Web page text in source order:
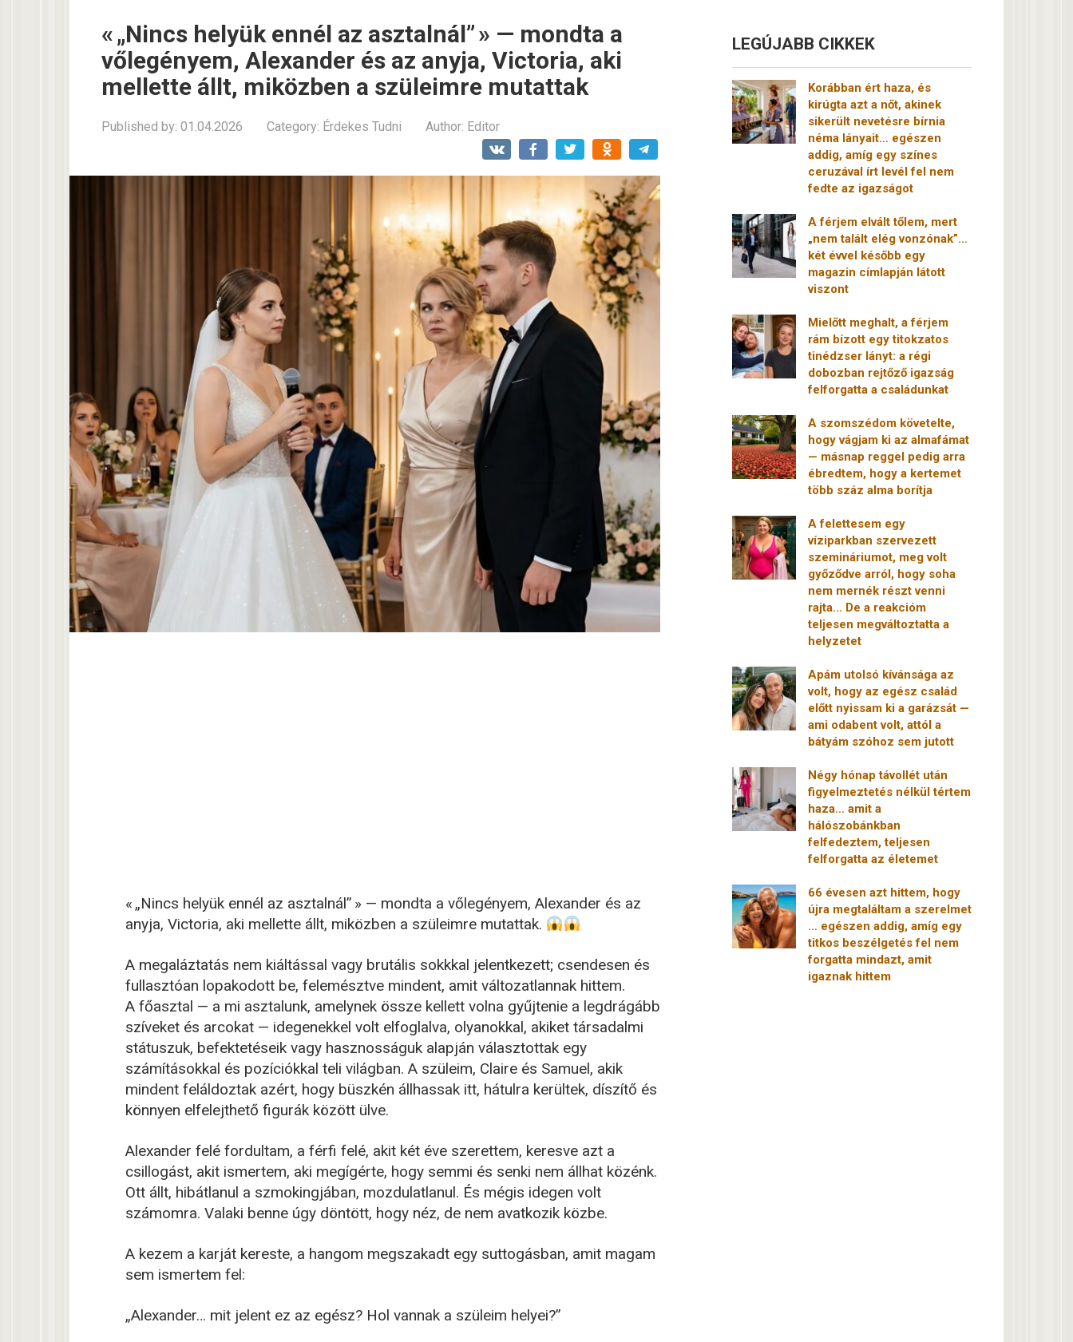
« „Nincs helyük ennél az asztalnál” » — mondta a
vőlegényem, Alexander és az anyja, Victoria, aki
mellette állt, miközben a szüleimre mutattak
Published by: 01.04.2026 Category: Érdekes Tudni Author: Editor
« „Nincs helyük ennél az asztalnál” » — mondta a vőlegényem, Alexander és az
anyja, Victoria, aki mellette állt, miközben a szüleimre mutattak.
A megaláztatás nem kiáltással vagy brutális sokkkal jelentkezett; csendesen és
fullasztóan lopakodott be, felemésztve mindent, amit változatlannak hittem.
A főasztal — a mi asztalunk, amelynek össze kellett volna gyűjtenie a legdrágább
szíveket és arcokat — idegenekkel volt elfoglalva, olyanokkal, akiket társadalmi
státuszuk, befektetéseik vagy hasznosságuk alapján választottak egy
számításokkal és pozíciókkal teli világban. A szüleim, Claire és Samuel, akik
mindent feláldoztak azért, hogy büszkén állhassak itt, hátulra kerültek, díszítő és
könnyen elfelejthető figurák között ülve.
Alexander felé fordultam, a férfi felé, akit két éve szerettem, keresve azt a
csillogást, akit ismertem, aki megígérte, hogy semmi és senki nem állhat közénk.
Ott állt, hibátlanul a szmokingjában, mozdulatlanul. És mégis idegen volt
számomra. Valaki benne úgy döntött, hogy néz, de nem avatkozik közbe.
A kezem a karját kereste, a hangom megszakadt egy suttogásban, amit magam
sem ismertem fel:
„Alexander… mit jelent ez az egész? Hol vannak a szüleim helyei?”
LEGÚJABB CIKKEK
Korábban ért haza, és
kirúgta azt a nőt, akinek
sikerült nevetésre bírnia
néma lányait… egészen
addig, amíg egy színes
ceruzával írt levél fel nem
fedte az igazságot
A férjem elvált tőlem, mert
„nem talált elég vonzónak”…
két évvel később egy
magazin címlapján látott
viszont
Mielőtt meghalt, a férjem
rám bízott egy titokzatos
tinédzser lányt: a régi
dobozban rejtőző igazság
felforgatta a családunkat
A szomszédom követelte,
hogy vágjam ki az almafámat
— másnap reggel pedig arra
ébredtem, hogy a kertemet
több száz alma borítja
A felettesem egy
víziparkban szervezett
szemináriumot, meg volt
győződve arról, hogy soha
nem mernék részt venni
rajta… De a reakcióm
teljesen megváltoztatta a
helyzetet
Apám utolsó kívánsága az
volt, hogy az egész család
előtt nyissam ki a garázsát —
ami odabent volt, attól a
bátyám szóhoz sem jutott
Négy hónap távollét után
figyelmeztetés nélkül tértem
haza… amit a
hálószobánkban
felfedeztem, teljesen
felforgatta az életemet
66 évesen azt hittem, hogy
újra megtaláltam a szerelmet
… egészen addig, amíg egy
titkos beszélgetés fel nem
forgatta mindazt, amit
igaznak hittem